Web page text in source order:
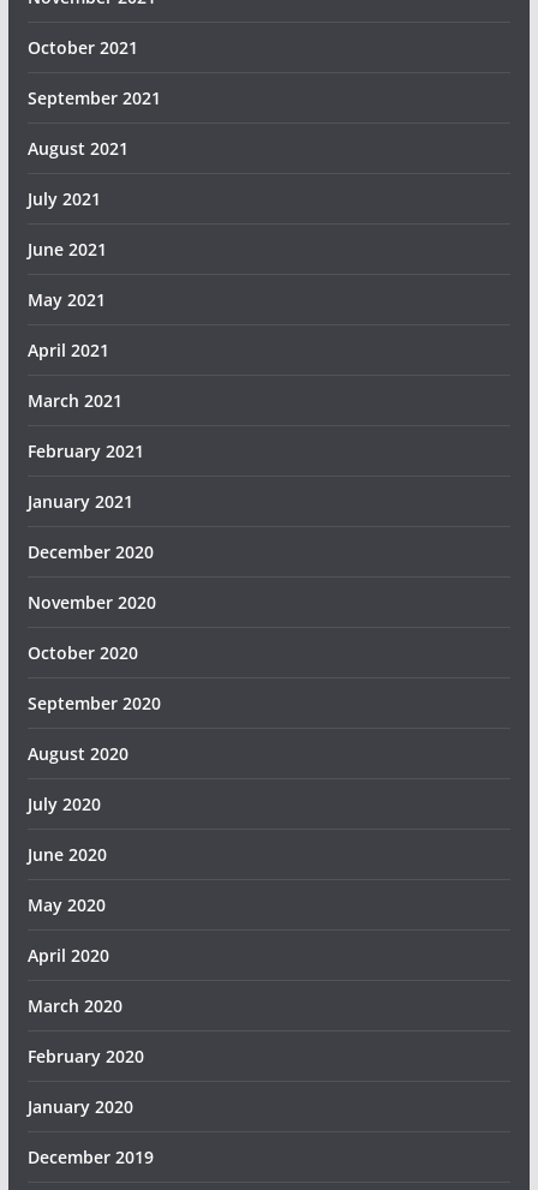
October 2021
September 2021
August 2021
July 2021
June 2021
May 2021
April 2021
March 2021
February 2021
January 2021
December 2020
November 2020
October 2020
September 2020
August 2020
July 2020
June 2020
May 2020
April 2020
March 2020
February 2020
January 2020
December 2019